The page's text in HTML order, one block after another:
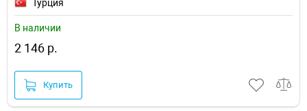
Турция
В наличии
2 146 р.
Купить